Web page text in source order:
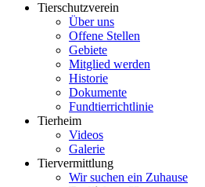
Tierschutzverein
Über uns
Offene Stellen
Gebiete
Mitglied werden
Historie
Dokumente
Fundtierrichtlinie
Tierheim
Videos
Galerie
Tiervermittlung
Wir suchen ein Zuhause